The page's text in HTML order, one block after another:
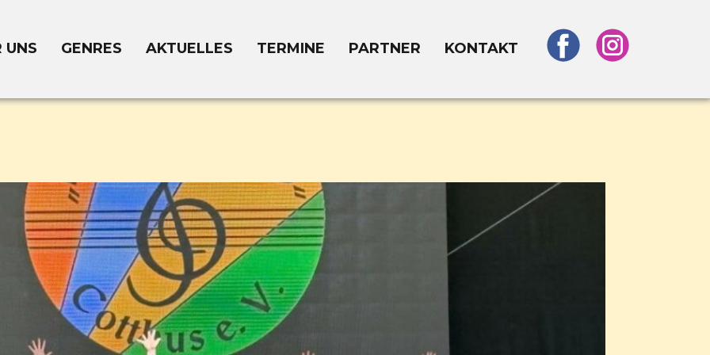
UNS GENRES AKTUELLES TERMINE PARTNER KONTAKT